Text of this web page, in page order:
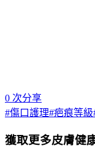
0 次分享
#傷口護理#疤痕等級
獲取更多皮膚健